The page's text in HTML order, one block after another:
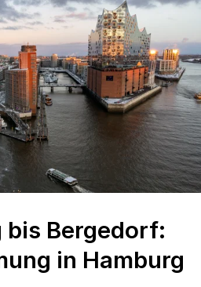
bis Bergedorf:
in Hamburg